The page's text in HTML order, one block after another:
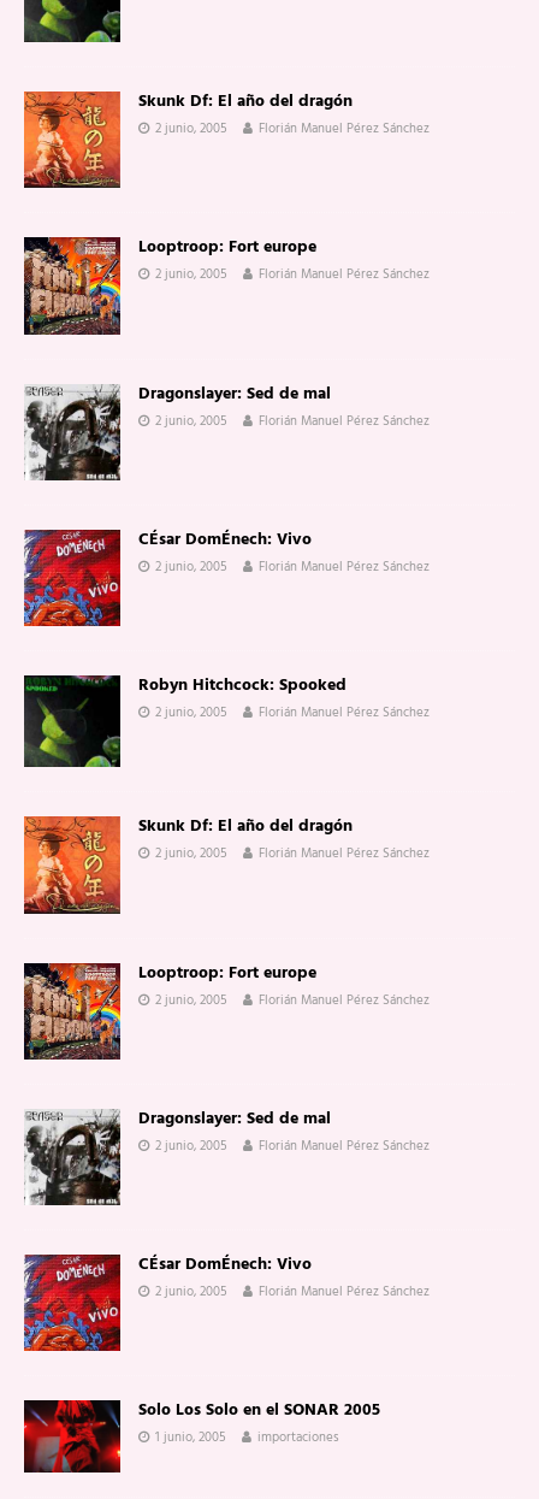
Skunk Df: El año del dragón
2 junio, 2005 Florián Manuel Pérez Sánchez
Looptroop: Fort europe
2 junio, 2005 Florián Manuel Pérez Sánchez
Dragonslayer: Sed de mal
2 junio, 2005 Florián Manuel Pérez Sánchez
CÉsar DomÉnech: Vivo
2 junio, 2005 Florián Manuel Pérez Sánchez
Robyn Hitchcock: Spooked
2 junio, 2005 Florián Manuel Pérez Sánchez
Skunk Df: El año del dragón
2 junio, 2005 Florián Manuel Pérez Sánchez
Looptroop: Fort europe
2 junio, 2005 Florián Manuel Pérez Sánchez
Dragonslayer: Sed de mal
2 junio, 2005 Florián Manuel Pérez Sánchez
CÉsar DomÉnech: Vivo
2 junio, 2005 Florián Manuel Pérez Sánchez
Solo Los Solo en el SONAR 2005
1 junio, 2005 importaciones